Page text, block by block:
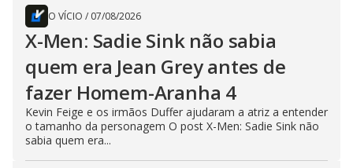
O VÍCIO / 07/08/2026
X-Men: Sadie Sink não sabia
quem era Jean Grey antes de
fazer Homem-Aranha 4
Kevin Feige e os irmãos Duffer ajudaram a atriz a entender
o tamanho da personagem O post X-Men: Sadie Sink não
sabia quem era...